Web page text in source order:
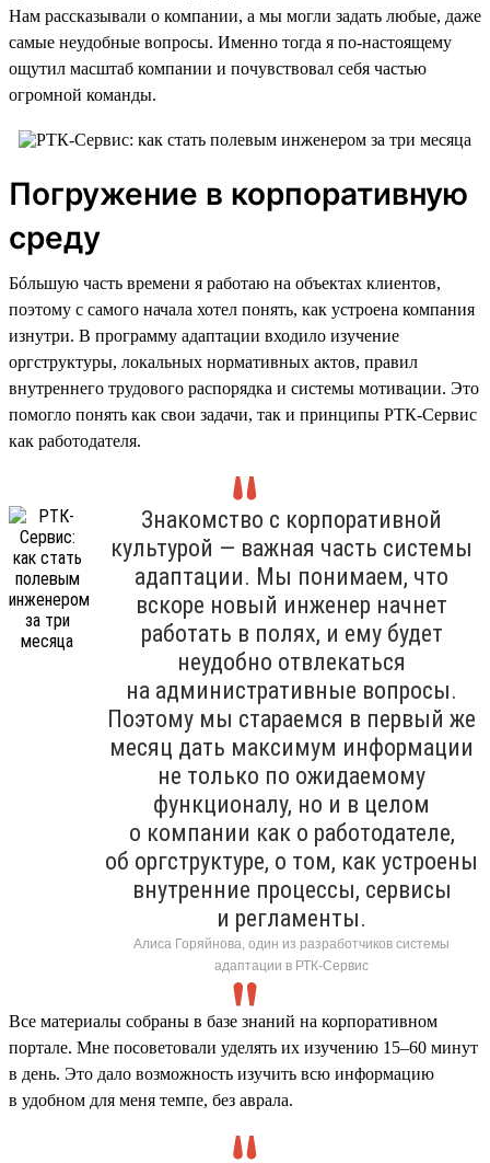
Нам рассказывали о компании, а мы могли задать любые, даже
самые неудобные вопросы. Именно тогда я по-настоящему
ощутил масштаб компании и почувствовал себя частью
огромной команды.
Погружение в корпоративную
среду
Бóльшую часть времени я работаю на объектах клиентов,
поэтому с самого начала хотел понять, как устроена компания
изнутри. В программу адаптации входило изучение
оргструктуры, локальных нормативных актов, правил
внутреннего трудового распорядка и системы мотивации. Это
помогло понять как свои задачи, так и принципы РТК-Сервис
как работодателя.
Знакомство с корпоративной
культурой — важная часть системы
адаптации. Мы понимаем, что
вскоре новый инженер начнет
работать в полях, и ему будет
неудобно отвлекаться
на административные вопросы.
Поэтому мы стараемся в первый же
месяц дать максимум информации
не только по ожидаемому
функционалу, но и в целом
о компании как о работодателе,
об оргструктуре, о том, как устроены
внутренние процессы, сервисы
и регламенты.
Алиса Горяйнова, один из разработчиков системы
адаптации в РТК-Сервис
Все материалы собраны в базе знаний на корпоративном
портале. Мне посоветовали уделять их изучению 15–60 минут
в день. Это дало возможность изучить всю информацию
в удобном для меня темпе, без аврала.